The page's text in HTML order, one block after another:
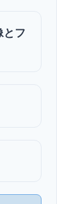
とフ